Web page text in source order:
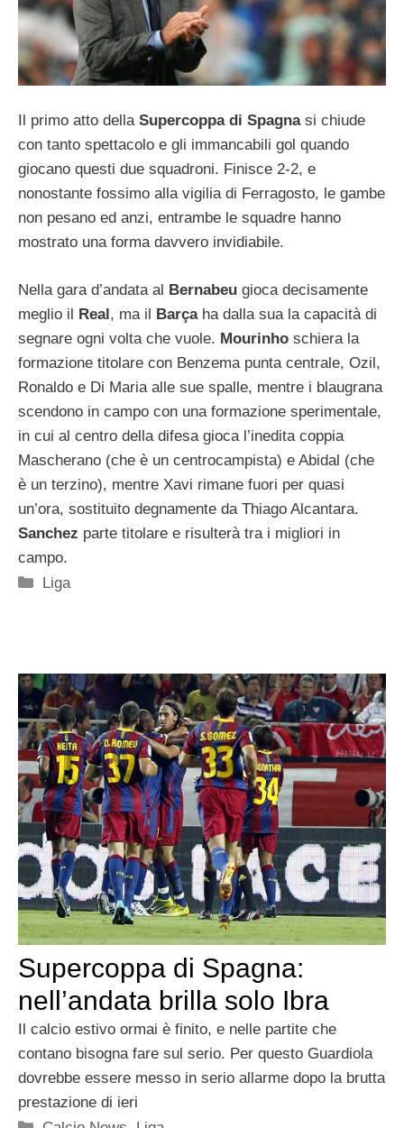
Il primo atto della Supercoppa di Spagnasi chiude
con tanto spettacolo e gli immancabili gol quando
giocano questi due squadroni. Finisce 2-2, e
nonostante fossimo alla vigilia di Ferragosto, le gambe
non pesano ed anzi, entrambe le squadre hanno
mostrato una forma davvero invidiabile.
Nella gara d’andata al Bernabeu gioca decisamente
meglio il Real, ma il Barçaha dalla sua la capacità di
segnare ogni volta che vuole. Mourinho schiera la
formazione titolare con Benzema punta centrale, Ozil,
Ronaldo e Di Maria alle sue spalle, mentre i blaugrana
scendono in campo con una formazione sperimentale,
in cui al centro della difesa gioca l’inedita coppia
Mascherano (che è un centrocampista) e Abidal (che
è un terzino), mentre Xavi rimane fuori per quasi
un’ora, sostituito degnamente da Thiago Alcantara.
Sanchez parte titolare e risulterà tra i migliori in
campo.
Categorie
Liga
Supercoppa di Spagna:
nell’andata brilla solo Ibra
Il calcio estivo ormai è finito, e nelle partite che
contano bisogna fare sul serio. Per questo Guardiola
dovrebbe essere messo in serio allarme dopo la brutta
prestazione di ieri